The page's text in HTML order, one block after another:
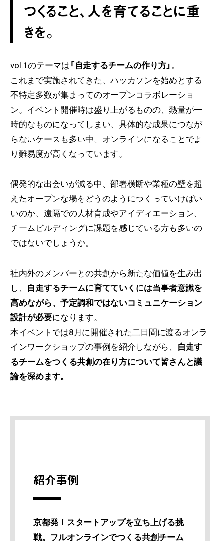
つくること、人を育てることに重
きを。
vol.1のテーマは 「自走するチームの作り方」 。
これまで実施されてきた、ハッカソンを始めとする
不特定多数が集まってのオープンコラボレーショ
ン。イベント開催時は盛り上がるものの、熱量が一
時的なものになってしまい、具体的な成果につなが
らないケースも多い中、オンラインになることでよ
り難易度が高くなっています。
偶発的な出会いが減る中、部署横断や業種の壁を超
えたオープンな場をどうのようにつくっていけばい
いのか、遠隔での人材育成やアイディエーション、
チームビルディングに課題を感じている方も多いの
ではないでしょうか。
社内外のメンバーとの共創から新たな価値を生み出
し、
自走するチームに育てていくには当事者意識を
高めながら、予定調和ではないコミュニケーション
設計が必要になります。
本イベントでは8月に開催された二日間に渡るオンラ
インワークショップの事例を紹介しながら、
自走す
るチームをつくる共創の在り方について皆さんと議
論を深めます。
紹介事例
京都発！スタートアップを立ち上げる挑
戦。フルオンラインでつくる共創チーム